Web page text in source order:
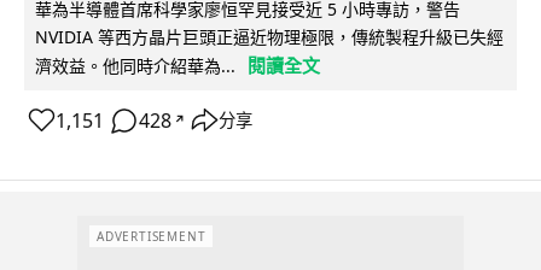
華為半導體首席科學家廖恒罕見接受近 5 小時專訪，警告
NVIDIA 等西方晶片巨頭正逼近物理極限，傳統製程升級已失經
濟效益。他同時介紹華為...
閱讀全文
1,151 428 ↗ 分享
ADVERTISEMENT